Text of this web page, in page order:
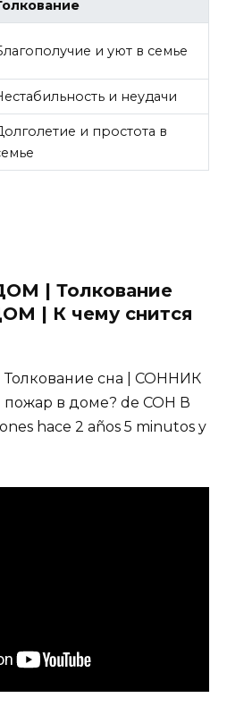
и уют в семье
и неудачи
и простота в
| Толкование
| К чему снится
сна | СОННИК
в доме? de СОН В
hace 2 años 5 minutos y